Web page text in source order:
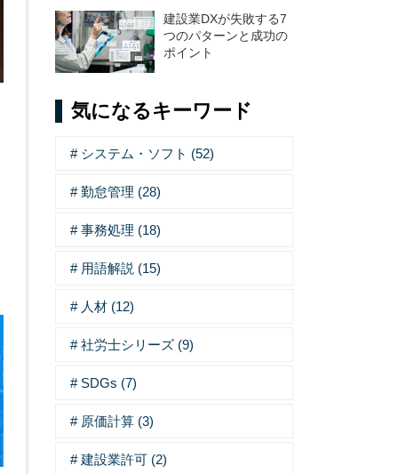
建設業DXが失敗する7
つのパターンと成功の
ポイント
気になるキーワード
システム・ソフト (52)
勤怠管理 (28)
事務処理 (18)
用語解説 (15)
人材 (12)
社労士シリーズ (9)
SDGs (7)
原価計算 (3)
建設業許可 (2)